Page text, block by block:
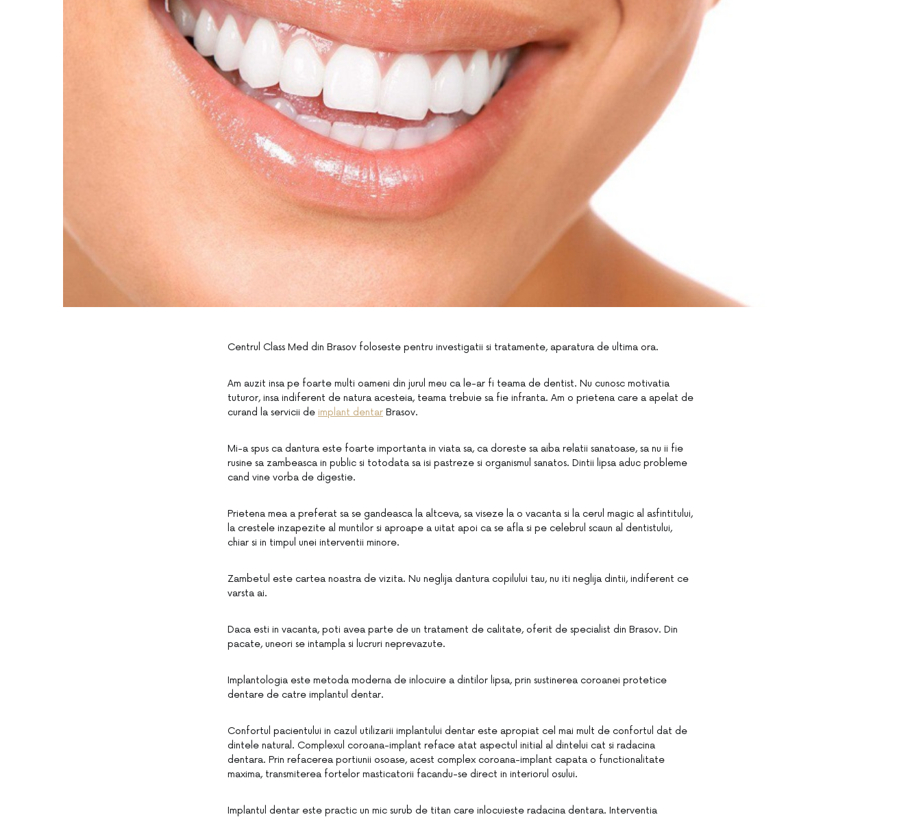
Centrul Class Med din Brasov foloseste pentru investigatii si tratamente, aparatura de ultima ora.
Am auzit insa pe foarte multi oameni din jurul meu ca le-ar fi teama de dentist. Nu cunosc motivatia
tuturor, insa indiferent de natura acesteia, teama trebuie sa fie infranta. Am o prietena care a apelat de
curand la servicii de implant dentar Brasov.
Mi-a spus ca dantura este foarte importanta in viata sa, ca doreste sa aiba relatii sanatoase, sa nu ii fie
rusine sa zambeasca in public si totodata sa isi pastreze si organismul sanatos. Dintii lipsa aduc probleme
cand vine vorba de digestie.
Prietena mea a preferat sa se gandeasca la altceva, sa viseze la o vacanta si la cerul magic al asfintitului,
la crestele inzapezite al muntilor si aproape a uitat apoi ca se afla si pe celebrul scaun al dentistului,
chiar si in timpul unei interventii minore.
Zambetul este cartea noastra de vizita. Nu neglija dantura copilului tau, nu iti neglija dintii, indiferent ce
varsta ai.
Daca esti in vacanta, poti avea parte de un tratament de calitate, oferit de specialist din Brasov. Din
pacate, uneori se intampla si lucruri neprevazute.
Implantologia este metoda moderna de inlocuire a dintilor lipsa, prin sustinerea coroanei protetice
dentare de catre implantul dentar.
Confortul pacientului in cazul utilizarii implantului dentar este apropiat cel mai mult de confortul dat de
dintele natural. Complexul coroana-implant reface atat aspectul initial al dintelui cat si radacina
dentara. Prin refacerea portiunii osoase, acest complex coroana-implant capata o functionalitate
maxima, transmiterea fortelor masticatorii facandu-se direct in interiorul osului.
Implantul dentar este practic un mic surub de titan care inlocuieste radacina dentara. Interventia